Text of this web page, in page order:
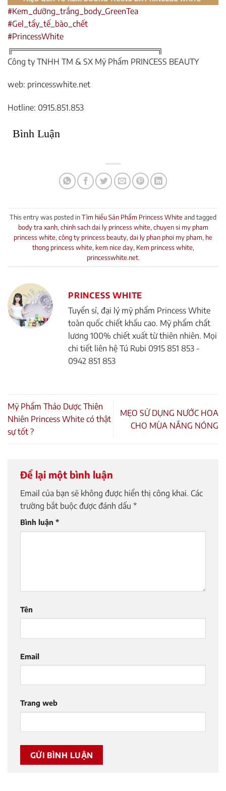
#Kem_dưỡng_trắng_body_GreenTea
#Gel_tẩy_tế_bào_chết
#PrincessWhite
╔══════════════════════════╗
Công ty TNHH TM & SX Mỹ Phẩm PRINCESS BEAUTY
web: princesswhite.net
Hotline: 0915.851.853
Bình Luận
This entry was posted inTìm hiểu Sản Phẩm Princess White and tagged
body tra xanh, chinh sach dai ly princess white, chuyen si my pham
princess white, công ty princess beauty, dai ly phan phoi my pham, he
thong princess white, kem nice day, Kem princess white,
princesswhite.net.
PRINCESS WHITE
Tuyển sỉ, đại lý mỹ phẩm Princess White
toàn quốc chiết khấu cao. Mỹ phẩm chất
lương 100% chiết xuất từ thiên nhiên. Mọi
chi tiết liên hệ Tú Rubi 0915 851 853 -
0942 851 853
Mỹ Phẩm Thảo Dược Thiên
Nhiên Princess White có thật
sự tốt ?
MẸO SỬ DỤNG NƯỚC HOA
CHO MÙA NẮNG NÓNG
Để lại một bình luận
Email của bạn sẽ không được hiển thị công khai. Các
trường bắt buộc được đánh dấu *
Bình luận *
Tên
Email
Trang web